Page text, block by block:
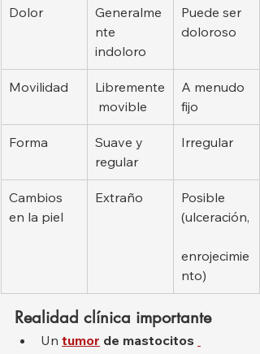
Dolor
Generalme
nte
indoloro
Puede ser
doloroso
Movilidad
Libremente
movible
A menudo
fijo
Forma
Suave y
regular
Irregular
Cambios
en la piel
Extraño
Posible
(ulceración,
enrojecimie
nto)
Realidad clínica importante
Un tumor de mastocitos